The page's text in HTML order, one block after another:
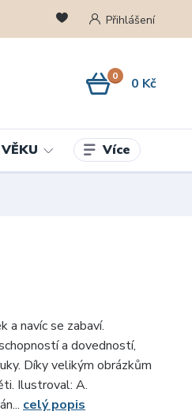
Přihlášení
0 0 Kč
Více
a navíc se zabaví.
a dovedností,
Díky velikým obrázkům
Ilustroval: A.
celý popis